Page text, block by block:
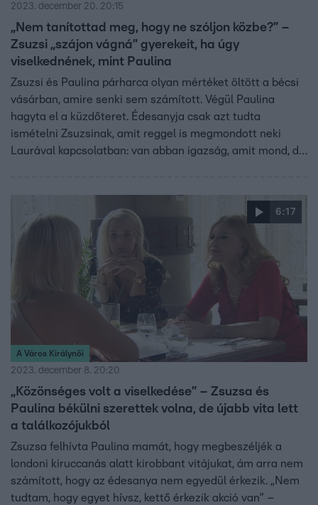
2023. december 20. 20:15
„Nem tanítottad meg, hogy ne szóljon közbe?” –
Zsuzsi „szájon vágná” gyerekeit, ha úgy
viselkednének, mint Paulina
Zsuzsi és Paulina párharca olyan mértéket öltött a bécsi
vásárban, amire senki sem számított. Végül Paulina
hagyta el a küzdőteret. Édesanyja csak azt tudta
ismételni Zsuzsinak, amit reggel is megmondott neki
Laurával kapcsolatban: van abban igazság, amit mond, de
6:17
A Város Királynői
2023. december 8. 20:20
„Közönséges volt a viselkedése” – Zsuzsa és
Paulina békülni szerettek volna, de újabb vita lett
a találkozójukból
Zsuzsa felhívta Paulina mamát, hogy megbeszéljék a
londoni kiruccanás alatt kirobbant vitájukat, ám arra nem
számított, hogy az édesanya nem egyedül érkezik. „Nem
tudtam, hogy egyet hívsz, kettő érkezik akció van” –